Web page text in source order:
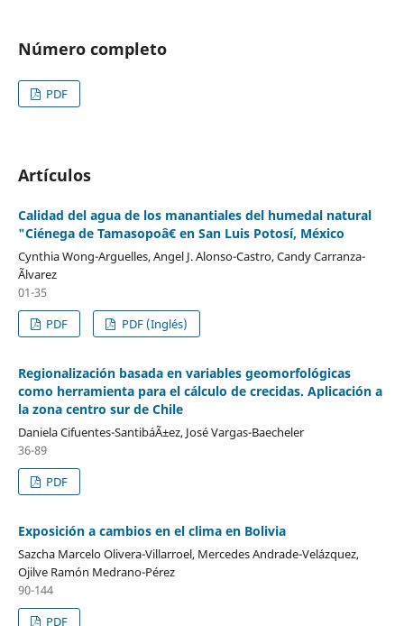
Número completo
PDF
Artículos
Calidad del agua de los manantiales del humedal natural
"Ciénega de Tamasopoâ€ en San Luis Potosí, México
Cynthia Wong-Arguelles, Angel J. Alonso-Castro, Candy Carranza-
Ãlvarez
01-35
PDF
PDF (Inglés)
Regionalización basada en variables geomorfológicas
como herramienta para el cálculo de crecidas. Aplicación a
la zona centro sur de Chile
Daniela Cifuentes-SantibáÃ±ez, José Vargas-Baecheler
36-89
PDF
Exposición a cambios en el clima en Bolivia
Sazcha Marcelo Olivera-Villarroel, Mercedes Andrade-Velázquez,
Ojilve Ramón Medrano-Pérez
90-144
PDF